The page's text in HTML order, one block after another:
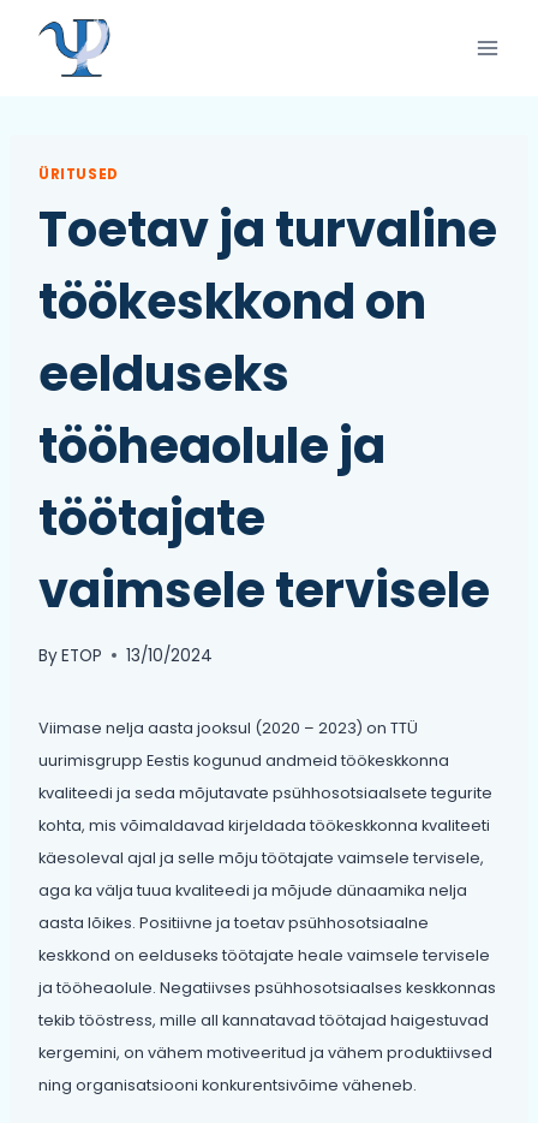
content
ÜRITUSED
Toetav ja turvaline
töökeskkond on
eelduseks
tööheaolule ja
töötajate
vaimsele tervisele
ByETOP 13/10/2024
Viimase nelja aasta jooksul (2020 – 2023) on TTÜ
uurimisgrupp Eestis kogunud andmeid töökeskkonna
kvaliteedi ja seda mõjutavate psühhosotsiaalsete tegurite
kohta, mis võimaldavad kirjeldada töökeskkonna kvaliteeti
käesoleval ajal ja selle mõju töötajate vaimsele tervisele,
aga ka välja tuua kvaliteedi ja mõjude dünaamika nelja
aasta lõikes. Positiivne ja toetav psühhosotsiaalne
keskkond on eelduseks töötajate heale vaimsele tervisele
ja tööheaolule. Negatiivses psühhosotsiaalses keskkonnas
tekib tööstress, mille all kannatavad töötajad haigestuvad
kergemini, on vähem motiveeritud ja vähem produktiivsed
ning organisatsiooni konkurentsivõime väheneb.